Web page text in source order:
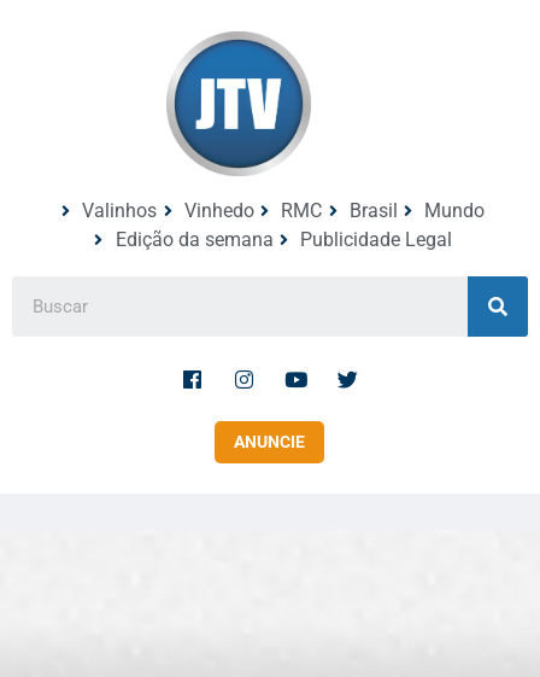
Valinhos Vinhedo RMC Brasil
Mundo
Edição da semana
Publicidade Legal
ANUNCIE